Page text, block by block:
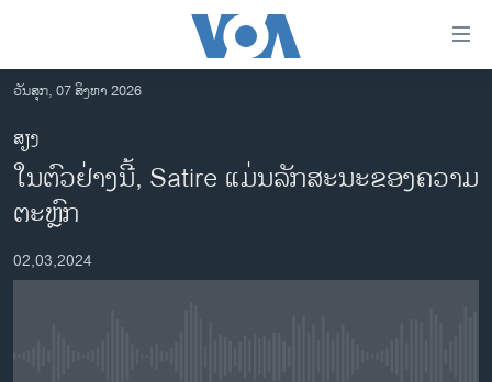
ເຂົ້າ
ຫາ
ຂ້າມ
ຂ້າມ
ຂ້າມ
ໄປ
ຫາ
ຊອກ
ລາວ
ອາເມຣິກາ
ການເລືອກຕັ້ງ ປະທານາທີບໍດີ ສະຫະລັດ 2024
ຂ່າວ​ຈີນ
ວັນສຸກ, 07 ສິງຫາ 2026
ສຽງ
ໃນຕົວຢ່າງນີ້, Satire ແມ່ນລັກສະນະຂອງຄວາມ
ຕະຫຼົກ
02,03,2024